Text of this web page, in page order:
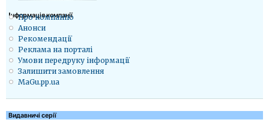
Iнформація компанії
Про компанію
Анонси
Рекомендації
Реклама на порталі
Умови передруку інформації
Залишити замовлення
MaGu.pp.ua
Видавничі серії